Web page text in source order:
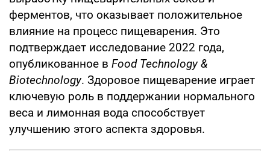
ферментов, что оказывает положительное
влияние на процесс пищеварения. Это
подтверждает исследование 2022 года,
опубликованное в Food Technology &
Biotechnology. Здоровое пищеварение играет
ключевую роль в поддержании нормального
веса и лимонная вода способствует
улучшению этого аспекта здоровья.